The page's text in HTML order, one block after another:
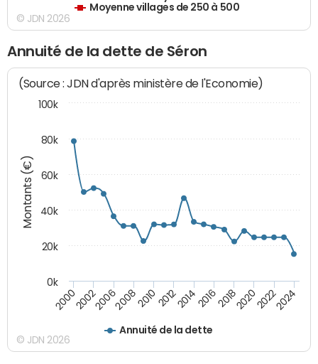
Moyenne villages de 250 à 500
© JDN 2026
Annuité de la dette de Séron
Montants (€)
(Source : JDN d'après ministère de l'Economie)
Annuité de la dette
200020022006200820102012201420162018202020222024
0k
20k
40k
60k
80k
100k
© JDN 2026